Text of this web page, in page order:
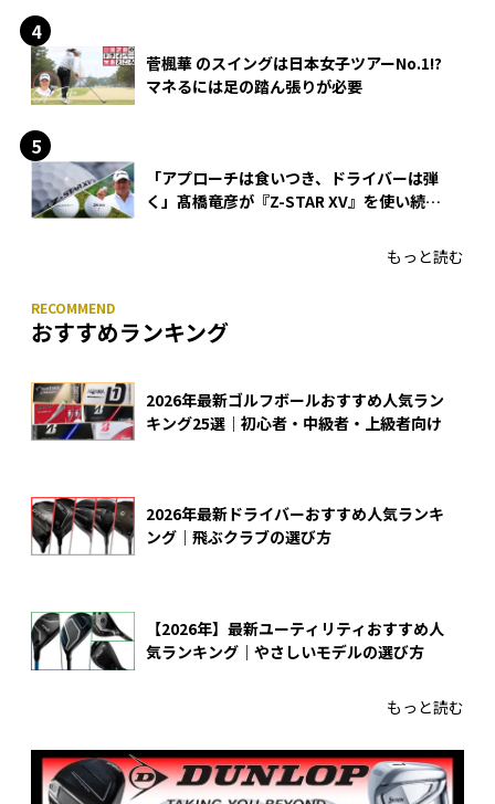
菅楓華 のスイングは日本女子ツアーNo.1!?
マネるには足の踏ん張りが必要
「アプローチは食いつき、ドライバーは弾
く」髙橋竜彦が『Z-STAR XV』を使い続け
もっと読む
おすすめランキング
2026年最新ゴルフボールおすすめ人気ラン
キング25選｜初心者・中級者・上級者向け
2026年最新ドライバーおすすめ人気ランキ
ング｜飛ぶクラブの選び方
【2026年】最新ユーティリティおすすめ人
気ランキング｜やさしいモデルの選び方
もっと読む